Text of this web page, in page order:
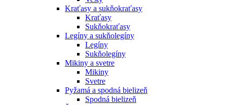
Kraťasy a sukňokraťasy
Kraťasy
Sukňokraťasy
Legíny a sukňolegíny
Legíny
Sukňolegíny
Mikiny a svetre
Mikiny
Svetre
Pyžamá a spodná bielizeň
Spodná bielizeň